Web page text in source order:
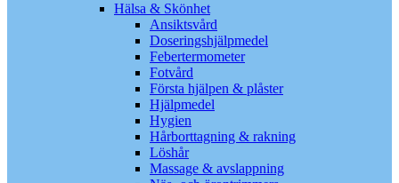
Hälsa & Skönhet
Ansiktsvård
Doseringshjälpmedel
Febertermometer
Fotvård
Första hjälpen & plåster
Hjälpmedel
Hygien
Hårborttagning & rakning
Löshår
Massage & avslappning